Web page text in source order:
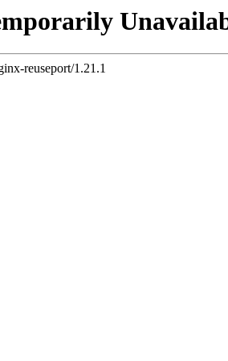
reuseport/1.21.1